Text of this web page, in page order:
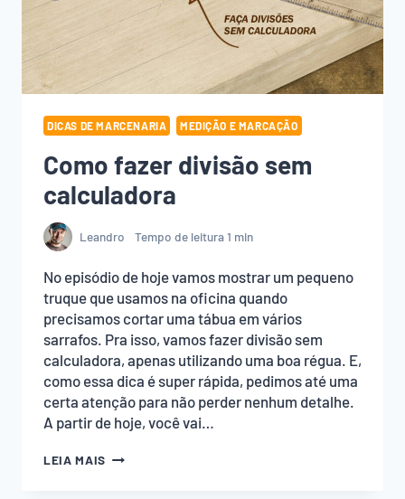
DICAS DE MARCENARIA MEDIÇÃO E MARCAÇÃO
Como fazer divisão sem
calculadora
Leandro Tempo de leitura1 min
No episódio de hoje vamos mostrar um pequeno
truque que usamos na oficina quando
precisamos cortar uma tábua em vários
sarrafos. Pra isso, vamos fazer divisão sem
calculadora, apenas utilizando uma boa régua. E,
como essa dica é super rápida, pedimos até uma
certa atenção para não perder nenhum detalhe.
A partir de hoje, você vai…
LEIA MAIS COMO